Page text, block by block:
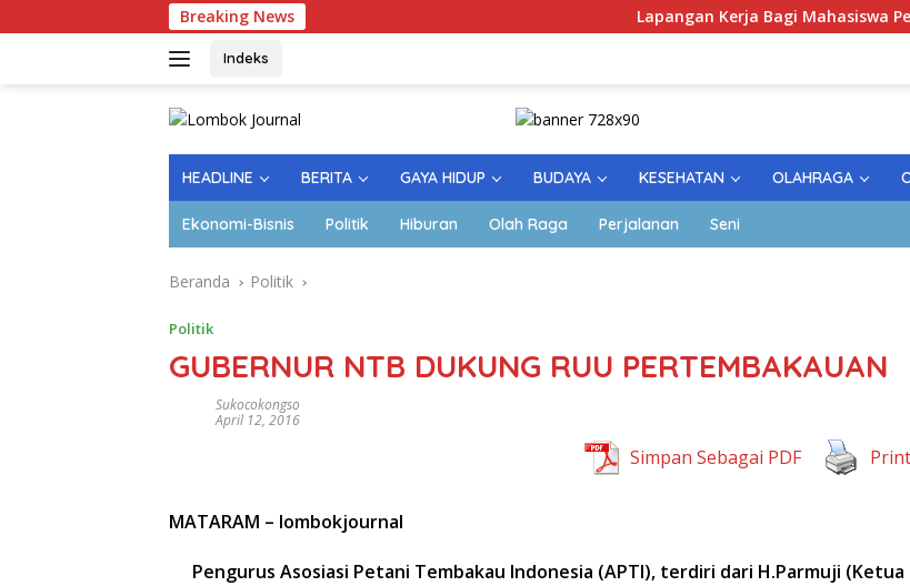
ke
Breaking News Lapangan Kerja Bagi Mahasiswa Perguruan
Indeks
HEADLINE BERITA GAYA HIDUP BUDAYA KESEHATAN OLAHRAGA
Ekonomi-Bisnis Politik Hiburan Olah Raga Perjalanan Seni
Beranda Politik
Politik
GUBERNUR NTB DUKUNG RUU PERTEMBAKAUAN
Sukocokongso
April 12, 2016
Simpan Sebagai PDF Print
MATARAM – lombokjournal
Pengurus Asosiasi Petani Tembakau Indonesia (APTI), terdiri dari H.Parmuji (Ketua